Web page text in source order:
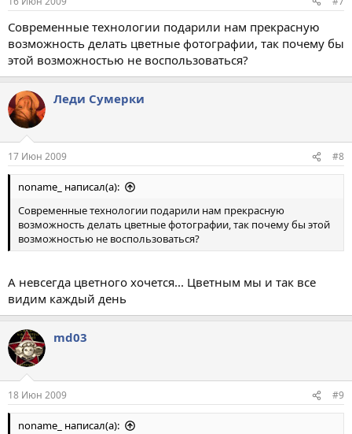
Современные технологии подарили нам прекрасную
возможность делать цветные фотографии, так почему бы
этой возможностью не воспользоваться?
Леди Сумерки
17 Июн 2009 #8
noname_ написал(а):
Современные технологии подарили нам прекрасную
возможность делать цветные фотографии, так почему бы этой
возможностью не воспользоваться?
А невсегда цветного хочется... Цветным мы и так все
видим каждый день
md03
18 Июн 2009 #9
noname_ написал(а):